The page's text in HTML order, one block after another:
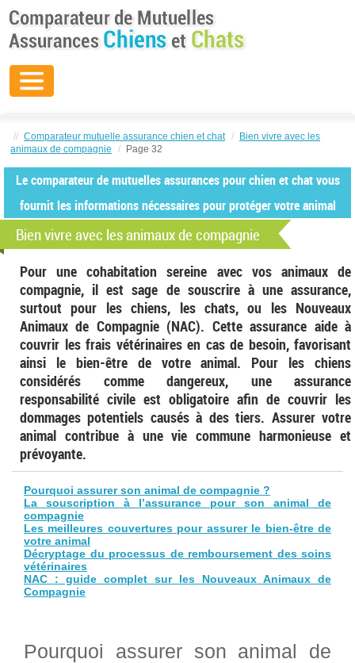
// Comparateur mutuelle assurance chien et chat /
Bien vivre avec les
animaux de compagnie
/ Page 32
Le comparateur de mutuelles assurances pour chien et chat vous
fournit les informations nécessaires pour protéger votre animal
Bien vivre avec les animaux de compagnie
Pour une cohabitation sereine avec vos animaux de
compagnie, il est sage de souscrire à une assurance,
surtout pour les chiens, les chats, ou les Nouveaux
Animaux de Compagnie (NAC). Cette assurance aide à
couvrir les frais vétérinaires en cas de besoin, favorisant
ainsi le bien-être de votre animal. Pour les chiens
considérés comme dangereux, une assurance
responsabilité civile est obligatoire afin de couvrir les
dommages potentiels causés à des tiers. Assurer votre
animal contribue à une vie commune harmonieuse et
prévoyante.
Pourquoi assurer son animal de compagnie ?
La souscription à l’assurance pour son animal de
compagnie
Les meilleures couvertures pour assurer le bien-être de
votre animal
Décryptage du processus de remboursement des soins
vétérinaires
NAC : guide complet sur les Nouveaux Animaux de
Compagnie
Pourquoi assurer son animal de